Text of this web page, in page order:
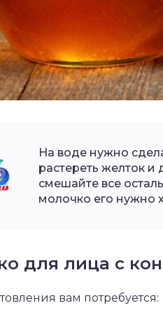
На воде нужно
растереть желток и
смешайте все
молочко его нужно
для лица с
вам потребуется: